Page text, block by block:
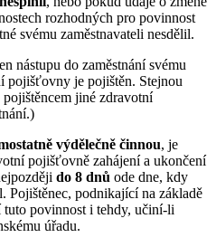
rozhodných pro povinnost
svému zaměstnavateli nesdělil.
nástupu do zaměstnání svému
pojišťovny je pojištěn. Stejnou
jiné zdravotní
výdělečně činnou, je
pojišťovně zahájení a ukončení
do 8 dnů ode dne, kdy
Pojištěnec, podnikající na základě
tuto povinnost i tehdy, učiní-li
úřadu.